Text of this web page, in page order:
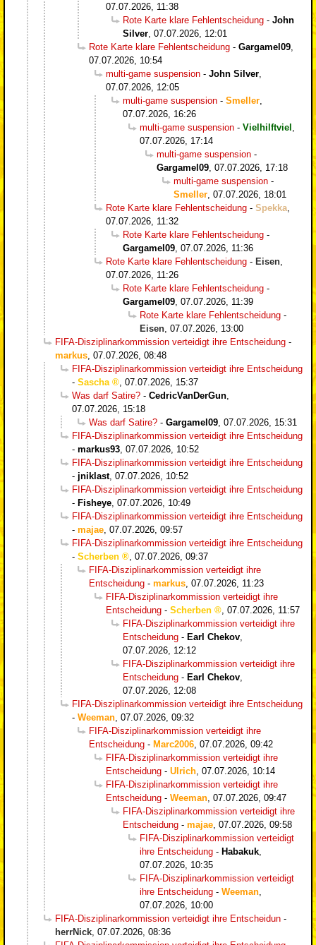
07.07.2026, 11:38
Rote Karte klare Fehlentscheidung - John
Silver, 07.07.2026, 12:01
Rote Karte klare Fehlentscheidung - Gargamel09,
07.07.2026, 10:54
multi-game suspension - John Silver,
07.07.2026, 12:05
multi-game suspension - Smeller,
07.07.2026, 16:26
multi-game suspension - Vielhilftviel ,
07.07.2026, 17:14
multi-game suspension -
Gargamel09, 07.07.2026, 17:18
multi-game suspension -
Smeller, 07.07.2026, 18:01
Rote Karte klare Fehlentscheidung - Spekka,
07.07.2026, 11:32
Rote Karte klare Fehlentscheidung -
Gargamel09, 07.07.2026, 11:36
Rote Karte klare Fehlentscheidung - Eisen,
07.07.2026, 11:26
Rote Karte klare Fehlentscheidung -
Gargamel09, 07.07.2026, 11:39
Rote Karte klare Fehlentscheidung -
Eisen, 07.07.2026, 13:00
FIFA-Disziplinarkommission verteidigt ihre Entscheidung -
markus, 07.07.2026, 08:48
FIFA-Disziplinarkommission verteidigt ihre Entscheidung
- Sascha , 07.07.2026, 15:37
Was darf Satire? - CedricVanDerGun,
07.07.2026, 15:18
Was darf Satire? - Gargamel09, 07.07.2026, 15:31
FIFA-Disziplinarkommission verteidigt ihre Entscheidung
- markus93, 07.07.2026, 10:52
FIFA-Disziplinarkommission verteidigt ihre Entscheidung
- jniklast, 07.07.2026, 10:52
FIFA-Disziplinarkommission verteidigt ihre Entscheidung
- Fisheye, 07.07.2026, 10:49
FIFA-Disziplinarkommission verteidigt ihre Entscheidung
- majae, 07.07.2026, 09:57
FIFA-Disziplinarkommission verteidigt ihre Entscheidung
- Scherben , 07.07.2026, 09:37
FIFA-Disziplinarkommission verteidigt ihre
Entscheidung - markus, 07.07.2026, 11:23
FIFA-Disziplinarkommission verteidigt ihre
Entscheidung - Scherben , 07.07.2026, 11:57
FIFA-Disziplinarkommission verteidigt ihre
Entscheidung - Earl Chekov,
07.07.2026, 12:12
FIFA-Disziplinarkommission verteidigt ihre
Entscheidung - Earl Chekov,
07.07.2026, 12:08
FIFA-Disziplinarkommission verteidigt ihre Entscheidung
- Weeman, 07.07.2026, 09:32
FIFA-Disziplinarkommission verteidigt ihre
Entscheidung - Marc2006, 07.07.2026, 09:42
FIFA-Disziplinarkommission verteidigt ihre
Entscheidung - Ulrich, 07.07.2026, 10:14
FIFA-Disziplinarkommission verteidigt ihre
Entscheidung - Weeman, 07.07.2026, 09:47
FIFA-Disziplinarkommission verteidigt ihre
Entscheidung - majae, 07.07.2026, 09:58
FIFA-Disziplinarkommission verteidigt
ihre Entscheidung - Habakuk,
07.07.2026, 10:35
FIFA-Disziplinarkommission verteidigt
ihre Entscheidung - Weeman,
07.07.2026, 10:00
FIFA-Disziplinarkommission verteidigt ihre Entscheidun -
herrNick, 07.07.2026, 08:36